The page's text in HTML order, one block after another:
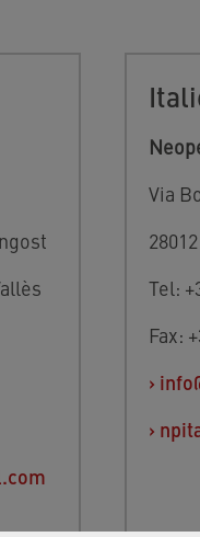
Via
Tel:
Fax:
›
›